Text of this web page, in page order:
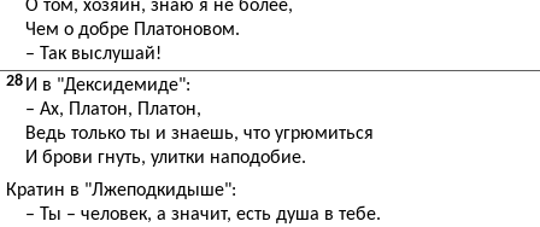
О том, хозяин, знаю я не более,
Чем о добре Платоновом.
– Так выслушай!
28 И в "Дексидемиде":
– Ах, Платон, Платон,
Ведь только ты и знаешь, что угрюмиться
И брови гнуть, улитки наподобие.
Кратин в "Лжеподкидыше":
– Ты – человек, а значит, есть душа в тебе.